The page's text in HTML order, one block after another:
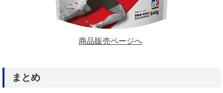
商品販売ページへ
まとめ